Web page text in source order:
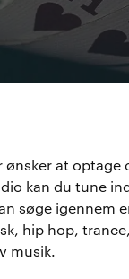
at optage
kan du tune
søge igennem
hip hop,
musik.